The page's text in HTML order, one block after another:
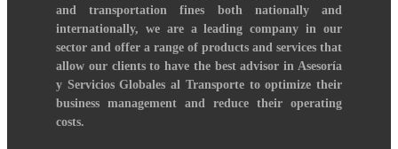
and transportation fines both nationally and
internationally, we are a leading company in our
sector and offer a range of products and services that
allow our clients to have the best advisor in Asesoría
y Servicios Globales al Transporte to optimize their
business management and reduce their operating
costs.